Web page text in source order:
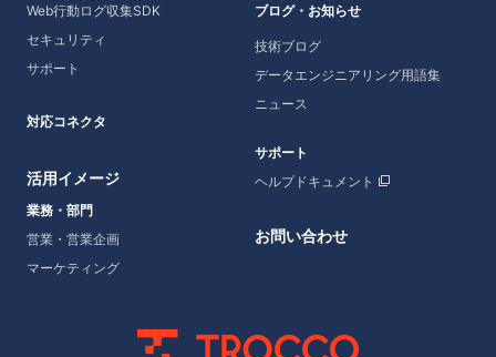
Web行動ログ収集SDK
セキュリティ
サポート
対応コネクタ
活用イメージ
業務・部門
営業・営業企画
マーケティング
ブログ・お知らせ
技術ブログ
データエンジニアリング用語集
ニュース
サポート
ヘルプドキュメント
お問い合わせ